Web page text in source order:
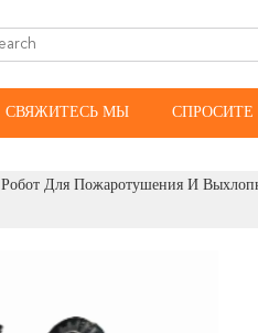
СВЯЖИТЕСЬ МЫ СПРОСИТЕ
Робот Для Пожаротушения И